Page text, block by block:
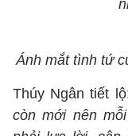
Ánh mắt tình tứ
Thúy Ngân tiết
còn mới nên